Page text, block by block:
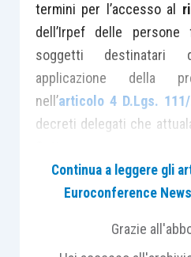
termini per l’accesso al
dell’Irpef delle
soggetti destinatari
applicazione della
nell’articolo 4 D.Lgs.
decreti delegati che
Di recente, in
Continua a leggere gli
Euroconference
Grazie